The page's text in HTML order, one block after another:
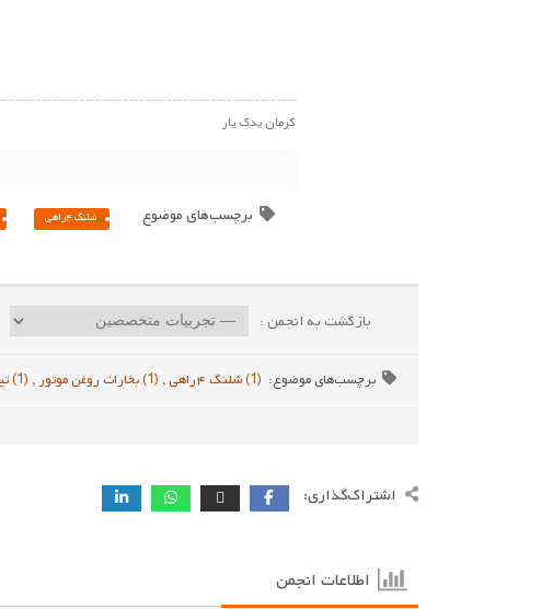
کرمان یدک یار
برچسب‌های موضوع شلنگ ۴راهی
بازگشت به انجمن :
برچسب‌های موضوع: (1) شلنگ ۴راهی , (1) بخارات روغن موتور , (1) تیوفایو
اشتراک‌گذاری:
اطلاعات انجمن